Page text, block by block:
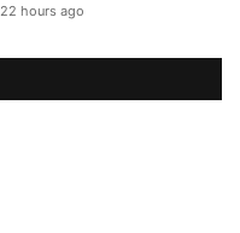
22 hours ago